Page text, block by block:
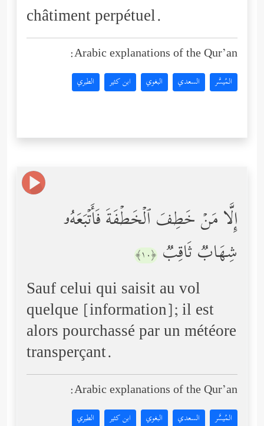
châtiment perpétuel.
Arabic explanations of the Qur’an:
المُيسَّر السعدي البغوي ابن كثير الطبري
إِلَّا مَنۡ خَطِفَ ٱلۡخَطۡفَةَ فَأَتۡبَعَهُۥ
شِهَابࣱ ثَاقِبࣱ ﴿١٠﴾
Sauf celui qui saisit au vol
quelque [information]; il est
alors pourchassé par un météore
transperçant.
Arabic explanations of the Qur’an:
المُيسَّر السعدي البغوي ابن كثير الطبري